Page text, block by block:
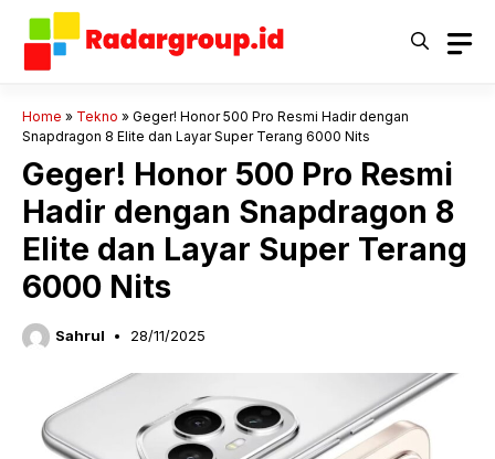
Langsung
Home » Tekno » Geger! Honor 500 Pro Resmi Hadir dengan
Snapdragon 8 Elite dan Layar Super Terang 6000 Nits
Geger! Honor 500 Pro Resmi
Hadir dengan Snapdragon 8
Elite dan Layar Super Terang
6000 Nits
Sahrul 28/11/2025